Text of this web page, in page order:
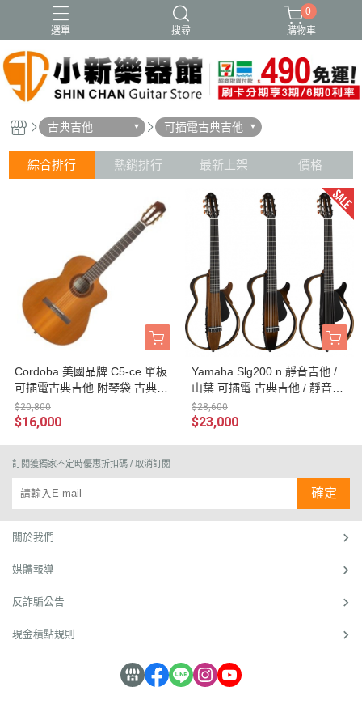
選單 搜尋
0
購物車
古典吉他 可插電古典吉他
綜合排行 熱銷排行 最新上架 價格
Cordoba 美國品牌 C5-ce 單板
可插電古典吉他 附琴袋 古典吉
他腳踏板 擦琴布 導線
$20,800
$16,000
Yamaha Slg200 n 靜音吉他 /
山葉 可插電 古典吉他 / 靜音古
典吉他 尼龍吉他 Slg200n 全新
改款 台灣 山葉 總代理
$28,600
$23,000
訂閱獲獨家不定時優惠折扣碼 / 取消訂閱
確定
關於我們
媒體報導
反詐騙公告
現金積點規則